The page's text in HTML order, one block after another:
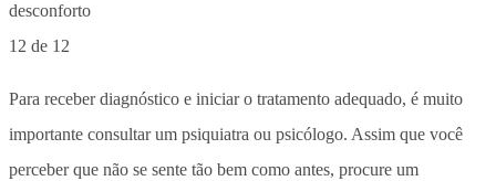
12 de 12
Para receber diagnóstico e iniciar o tratamento adequado, é muito
importante consultar um psiquiatra ou psicólogo. Assim que você
perceber que não se sente tão bem como antes, procure um